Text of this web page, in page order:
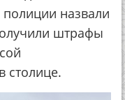
назвали
штрафы
столице.